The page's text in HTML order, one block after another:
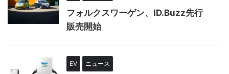
フォルクスワーゲン、ID.Buzz先行
販売開始
EV ニュース